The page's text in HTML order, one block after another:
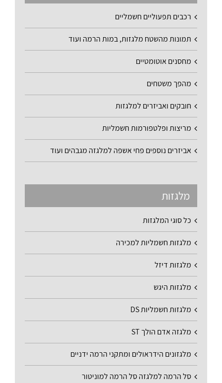
רכבים תפעוליים חשמליים
תמונות מהשטח מלגזות, במות הרמה ועוד
מחסנים אוטומטיים
מהפך משטחים
חובקים ואביזרים למלגזות
מריצות ופלטפורמות חשמליות
אביזרים נוספים פחי אשפה למלגזה מגבהים ועוד
מלגזות
כל סוגי המלגזות
מלגזות חשמליות למכירה
מלגזות דיזל
מלגזות היגש
מלגזות חשמליות DS
מלגזה אדם הולך ST
מלגזונים הידראולים ומתקני הרמה ידניים
סל הרמה למלגזה סל הרמה למוניטור